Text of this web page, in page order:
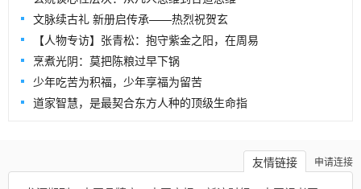
文脉续古礼 新册启传承——热烈祝贺玄
【人物专访】张青松：抱守紫金之阳，在周易
烹煮光阴：莫把陈粮过早下锅
少年吃苦为积福，少年享福为留苦
道家智慧，是最契合东方人种的顶级生命指
申请连接
友情链接